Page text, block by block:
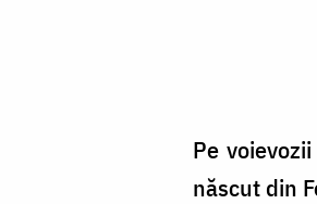
Pe
născut din